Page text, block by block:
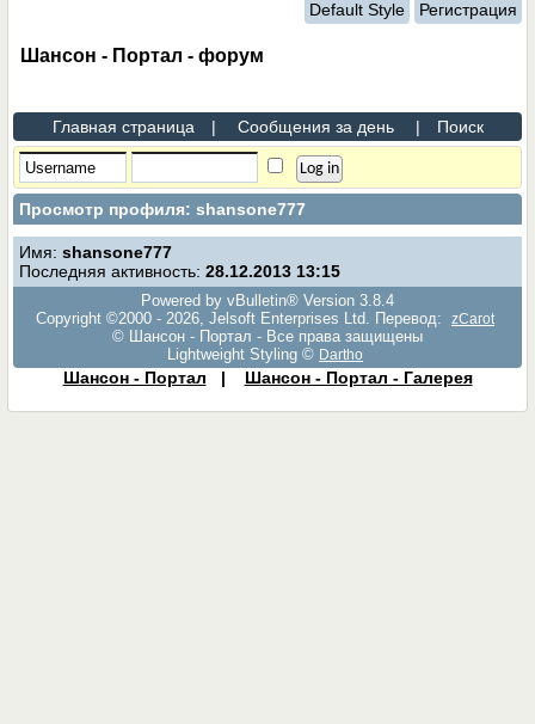
Default Style Регистрация
Шансон - Портал - форум
Главная страница | Сообщения за день | Поиск
Просмотр профиля: shansone777
Имя:shansone777
Последняя активность: 28.12.2013 13:15
Powered by vBulletin® Version 3.8.4
Copyright ©2000 - 2026, Jelsoft Enterprises Ltd. Перевод:
zCarot
© Шансон - Портал - Все права защищены
Lightweight Styling © Dartho
Шансон - Портал | Шансон - Портал - Галерея